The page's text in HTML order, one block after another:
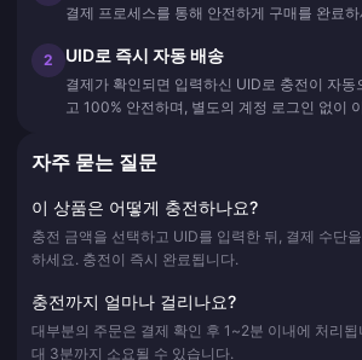
결제 프로세스를 통해 안전하게 구매를 완료
2 UID로 즉시 자동 배송
결제가 확인되면 입력하신 UID로 충전이 자동
고 100% 안전하며, 별도의 계정 로그인 없이
자주 묻는 질문
이 상품은 어떻게 충전하나요?
충전 금액을 선택하고 UID를 입력한 뒤, 결제 수단
하세요. 충전이 즉시 완료됩니다.
충전까지 얼마나 걸리나요?
대부분의 주문은 결제 확인 후 1~2분 이내에 처리
대 3분까지 소요될 수 있습니다.